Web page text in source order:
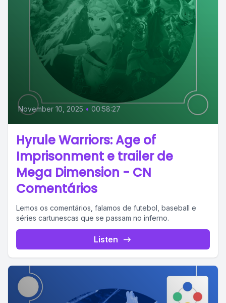
November 10, 2025 • 00:58:27
Hyrule Warriors: Age of
Imprisonment e trailer de
Mega Dimension - CN
Comentários
Lemos os comentários, falamos de futebol, baseball e
séries cartunescas que se passam no inferno.
Listen